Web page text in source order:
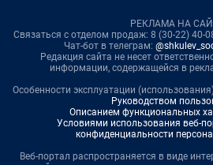
РЕКЛАМА НА
Связаться с отделом продаж: 8 (30-22) 40-
Чат-бот в телеграм:
Редакция сайта не несет
информации, содержащейся в
Особенности эксплуатации
Руководством
Описанием функциональных
Условиями использования веб-
конфиденциальности
Веб-портал распространяется в виде